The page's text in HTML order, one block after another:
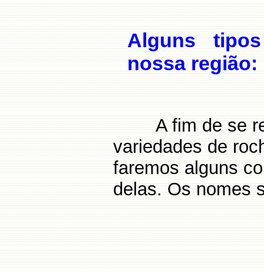
Alguns
nossa região:
A fim de se
variedades de
faremos alguns
delas. Os nomes